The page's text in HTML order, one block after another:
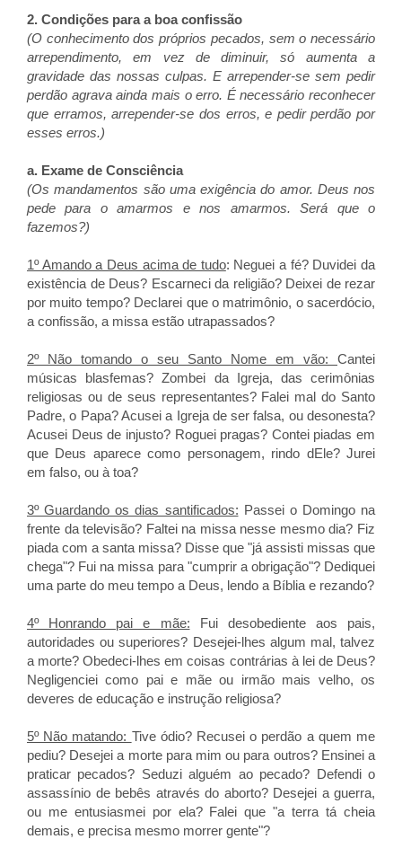
2. Condições para a boa confissão
(O conhecimento dos próprios pecados, sem o necessário
arrependimento, em vez de diminuir, só aumenta a
gravidade das nossas culpas. E arrepender-se sem pedir
perdão agrava ainda mais o erro. É necessário reconhecer
que erramos, arrepender-se dos erros, e pedir perdão por
esses erros.)
a. Exame de Consciência
(Os mandamentos são uma exigência do amor. Deus nos
pede para o amarmos e nos amarmos. Será que o
fazemos?)
1º Amando a Deus acima de tudo: Neguei a fé? Duvidei da
existência de Deus? Escarneci da religião? Deixei de rezar
por muito tempo? Declarei que o matrimônio, o sacerdócio,
a confissão, a missa estão utrapassados?
2º Não tomando o seu Santo Nome em vão: Cantei
músicas blasfemas? Zombei da Igreja, das cerimônias
religiosas ou de seus representantes? Falei mal do Santo
Padre, o Papa? Acusei a Igreja de ser falsa, ou desonesta?
Acusei Deus de injusto? Roguei pragas? Contei piadas em
que Deus aparece como personagem, rindo dEle? Jurei
em falso, ou à toa?
3º Guardando os dias santificados: Passei o Domingo na
frente da televisão? Faltei na missa nesse mesmo dia? Fiz
piada com a santa missa? Disse que "já assisti missas que
chega"? Fui na missa para "cumprir a obrigação"? Dediquei
uma parte do meu tempo a Deus, lendo a Bíblia e rezando?
4º Honrando pai e mãe: Fui desobediente aos pais,
autoridades ou superiores? Desejei-lhes algum mal, talvez
a morte? Obedeci-lhes em coisas contrárias à lei de Deus?
Negligenciei como pai e mãe ou irmão mais velho, os
deveres de educação e instrução religiosa?
5º Não matando: Tive ódio? Recusei o perdão a quem me
pediu? Desejei a morte para mim ou para outros? Ensinei a
praticar pecados? Seduzi alguém ao pecado? Defendi o
assassínio de bebês através do aborto? Desejei a guerra,
ou me entusiasmei por ela? Falei que "a terra tá cheia
demais, e precisa mesmo morrer gente"?